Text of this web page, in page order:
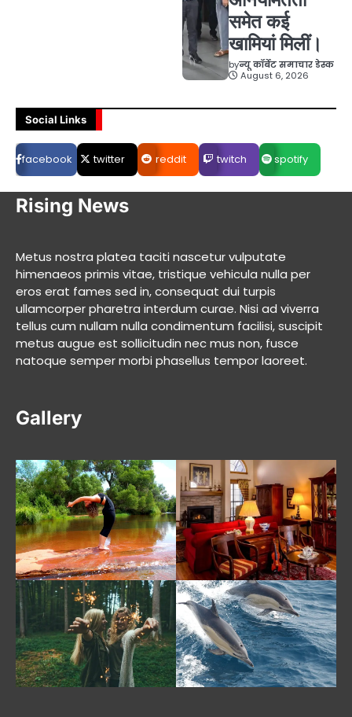
समेत कई
खामियां मिलीं।
byन्यू कॉर्बेट समाचार डेस्क
August 6, 2026
Social Links
facebook twitter reddit twitch spotify
Rising News
Metus nostra platea taciti nascetur vulputate
himenaeos primis vitae, tristique vehicula nulla per
eros erat fames sed in, consequat dui turpis
ullamcorper pharetra interdum curae. Nisi ad viverra
tellus cum nullam nulla condimentum facilisi, suscipit
metus augue est sollicitudin nec mus non, fusce
natoque semper morbi phasellus tempor laoreet.
Gallery